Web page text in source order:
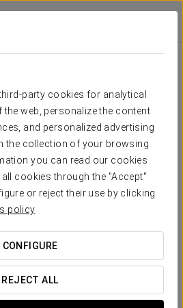
party cookies for analytical
web, personalize the content
and personalized advertising
the collection of your browsing
you can read our cookies
cookies through the "Accept"
or reject their use by clicking
policy
CONFIGURE
REJECT ALL
Опыт & Спа
опыт
опытом в нашем отеле.